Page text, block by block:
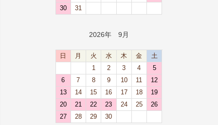
30
31
2026年 9月
日 月 火 水 木 金
土
1
2 3 4
5
6
7 8 9 10 11
12
13
14 15 16 17 18
19
20
21 22 23 24 25
26
27
28 29 30